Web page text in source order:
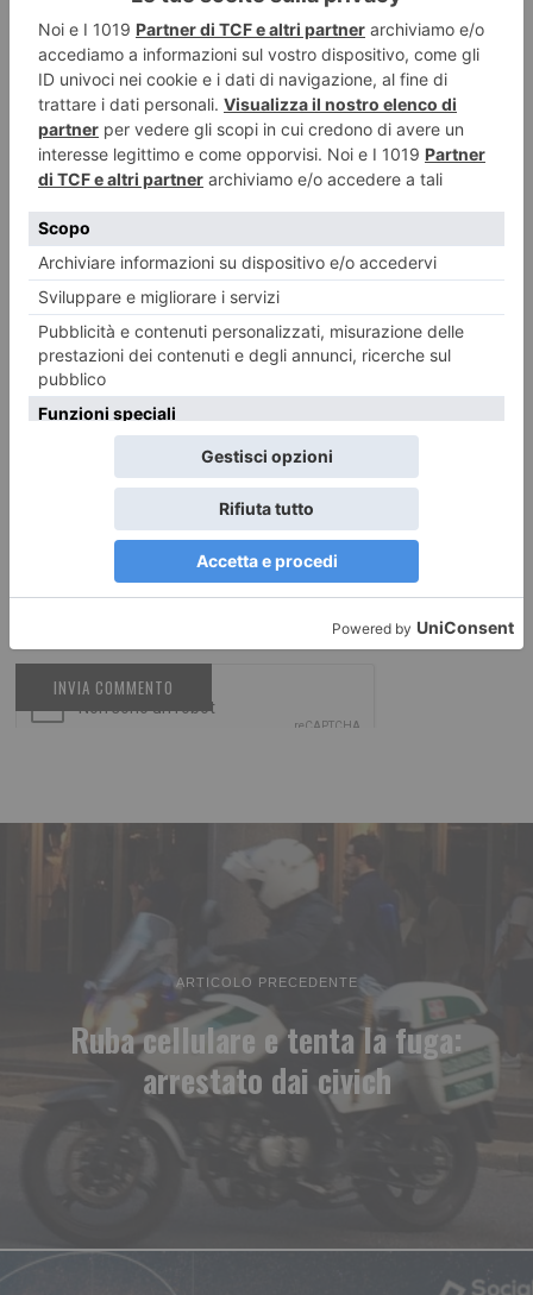
LASCIA UN COMMENTO
ARTICOLO PRECEDENTE
Ruba cellulare e tenta la fuga:
arrestato dai civich